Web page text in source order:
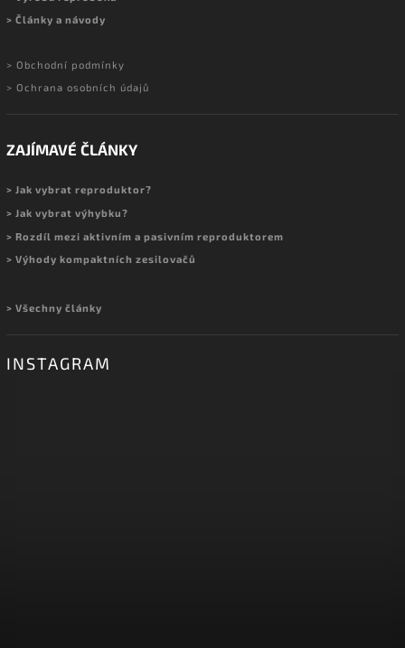
> Články a návody
> Obchodní podmínky
> Ochrana osobních údajů
ZAJÍMAVÉ ČLÁNKY
> Jak vybrat reproduktor?
> Jak vybrat výhybku?
> Rozdíl mezi aktivním a pasivním reproduktorem
> Výhody kompaktních zesilovačů
> Všechny články
INSTAGRAM